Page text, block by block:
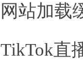
网站加载
TikTok直